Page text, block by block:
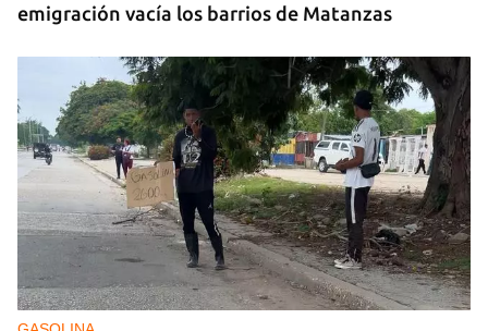
emigración vacía los barrios de Matanzas